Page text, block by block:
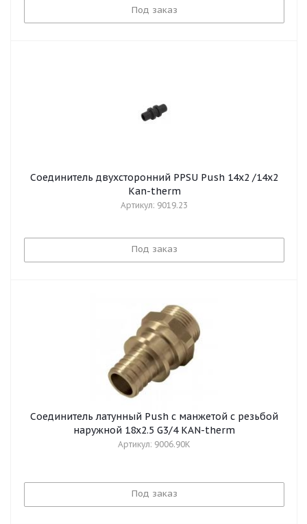
Под заказ
Соединитель двухсторонний PPSU Push 14x2 /14x2
Kan-therm
Артикул: 9019.23
Под заказ
Cоединитель латунный Push с манжетой с резьбой
наружной 18x2.5 G3/4 KAN-therm
Артикул: 9006.90K
Под заказ